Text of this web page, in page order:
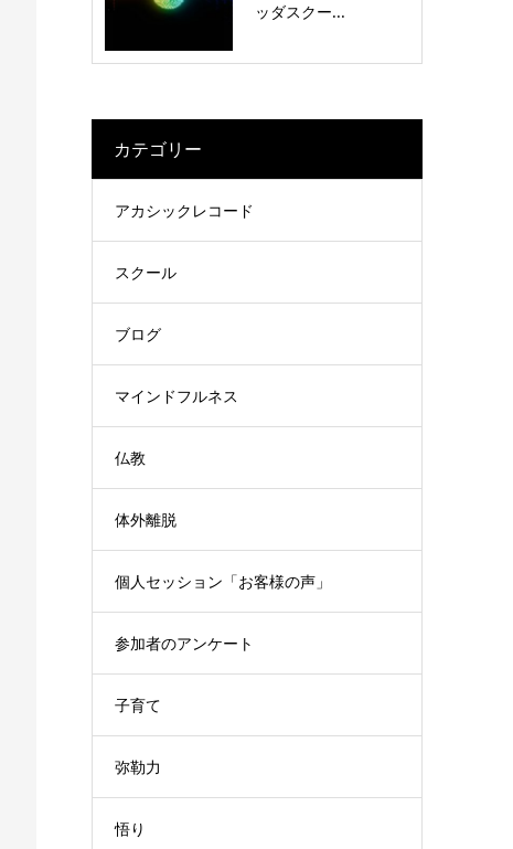
ッダスクー...
カテゴリー
アカシックレコード
スクール
ブログ
マインドフルネス
仏教
体外離脱
個人セッション「お客様の声」
参加者のアンケート
子育て
弥勒力
悟り